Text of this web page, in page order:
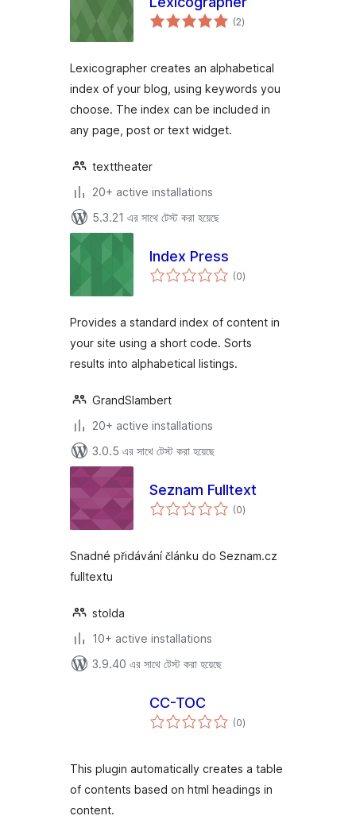
(2total
ratings
)
Lexicographer creates an alphabetical
index of your blog, using keywords you
choose. The index can be included in
any page, post or text widget.
texttheater
20+ active installations
5.3.21 এর সাথে টেস্ট করা হয়েছে
Index Press
(0total
ratings
)
Provides a standard index of content in
your site using a short code. Sorts
results into alphabetical listings.
GrandSlambert
20+ active installations
3.0.5 এর সাথে টেস্ট করা হয়েছে
Seznam Fulltext
(0total
ratings
)
Snadné přidávání článku do Seznam.cz
fulltextu
stolda
10+ active installations
3.9.40 এর সাথে টেস্ট করা হয়েছে
CC-TOC
(0total
ratings
)
This plugin automatically creates a table
of contents based on html headings in
content.